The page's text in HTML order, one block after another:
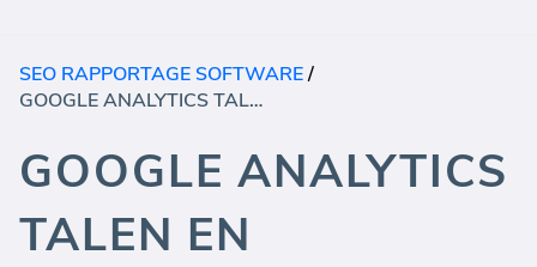
SEO RAPPORTAGE SOFTWARE/
GOOGLE ANALYTICS TALEN EN INTERESSES (RAPPORT)
GOOGLE ANALYTICS
TALEN EN